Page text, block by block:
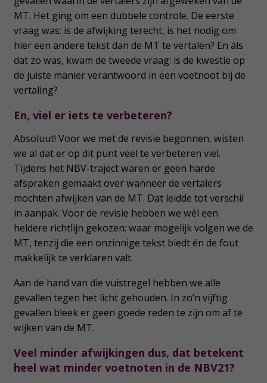
MT. Het ging om een dubbele controle. De eerste
vraag was: is de afwijking terecht, is het nodig om
hier een andere tekst dan de MT te vertalen? En áls
dat zo was, kwam de tweede vraag: is de kwestie op
de juiste manier verantwoord in een voetnoot bij de
vertaling?
En, viel er iets te verbeteren?
Absoluut! Voor we met de revisie begonnen, wisten
we al dat er op dit punt veel te verbeteren viel.
Tijdens het NBV-traject waren er geen harde
afspraken gemaakt over wanneer de vertalers
mochten afwijken van de MT. Dat leidde tot verschil
in aanpak. Voor de revisie hebben we wél een
heldere richtlijn gekozen: waar mogelijk volgen we de
MT, tenzij die een onzinnige tekst biedt én de fout
makkelijk te verklaren valt.
Aan de hand van die vuistregel hebben we alle
gevallen tegen het licht gehouden. In zo’n vijftig
gevallen bleek er geen goede reden te zijn om af te
wijken van de MT.
Veel minder afwijkingen dus, dat betekent
heel wat minder voetnoten in de NBV21?